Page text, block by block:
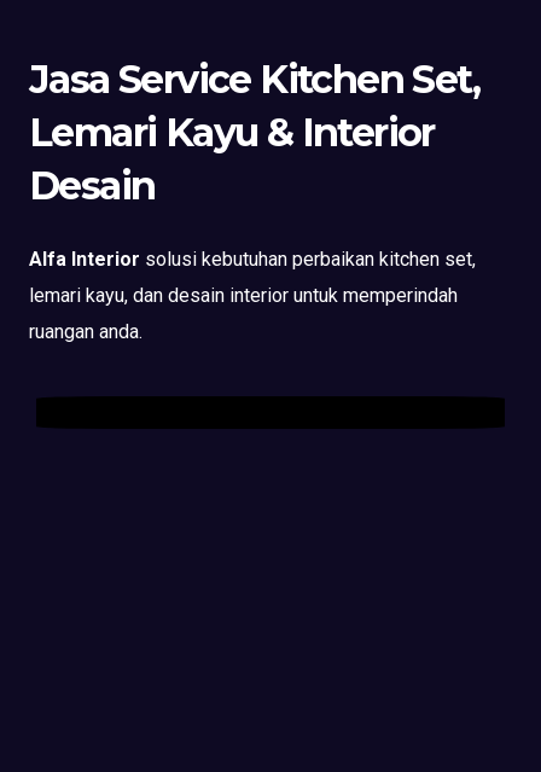
Jasa Service Kitchen Set,
Lemari Kayu & Interior
Desain
Alfa Interior solusi kebutuhan perbaikan kitchen set,
lemari kayu, dan desain interior untuk memperindah
ruangan anda.